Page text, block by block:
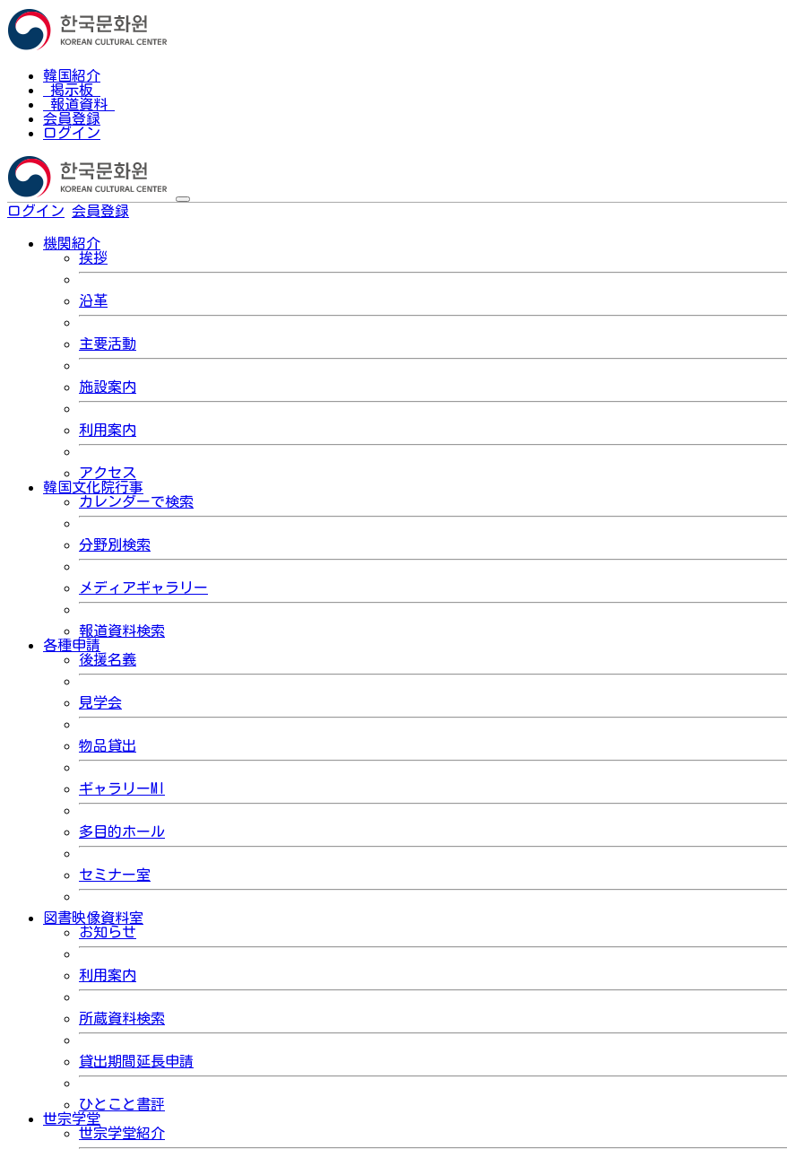
韓国紹介
掲示板
報道資料
会員登録
ログイン
ログイン 会員登録
機関紹介
挨拶
沿革
主要活動
施設案内
利用案内
アクセス
韓国文化院行事
カレンダーで検索
分野別検索
メディアギャラリー
報道資料検索
各種申請
後援名義
見学会
物品貸出
ギャラリーMI
多目的ホール
セミナー室
図書映像資料室
お知らせ
利用案内
所蔵資料検索
貸出期間延長申請
ひとこと書評
世宗学堂
世宗学堂紹介